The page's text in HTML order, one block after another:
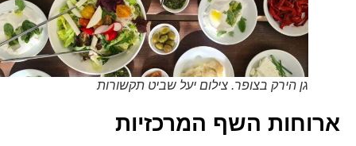
גן הירק בצופר. צילום יעל שביט תקשורות
ארוחות השף המרכזיות